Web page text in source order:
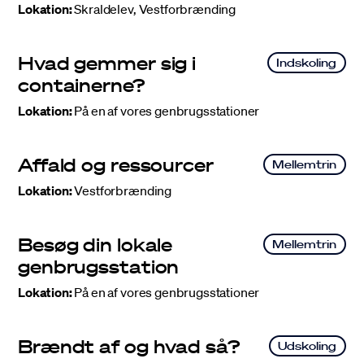
Lokation:Skraldelev, Vestforbrænding
Hvad gemmer sig i
containerne?
Indskoling
Lokation:På en af vores genbrugsstationer
Affald og ressourcer Mellemtrin
Lokation:Vestforbrænding
Besøg din lokale
genbrugsstation
Mellemtrin
Lokation:På en af vores genbrugsstationer
Brændt af og hvad så? Udskoling